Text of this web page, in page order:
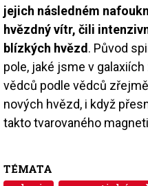
jejich následném
hvězdný vítr, čili
blízkých hvězd. Původ
pole, jaké jsme v
vědců podle vědců
nových hvězd, i když
takto tvarovaného
TÉMATA